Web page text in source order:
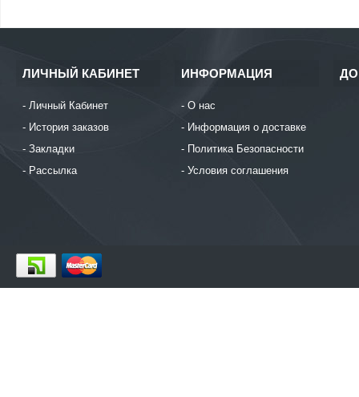
ЛИЧНЫЙ КАБИНЕТ
Личный Кабинет
История заказов
Закладки
Рассылка
ИНФОРМАЦИЯ
О нас
Информация о доставке
Политика Безопасности
Условия соглашения